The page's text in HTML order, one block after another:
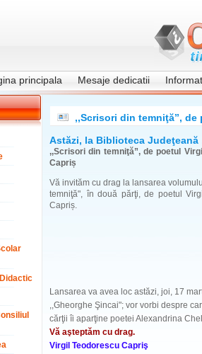
principala Mesaje dedicatii
,,Scrisori din temniţă”,
Astăzi, la Biblioteca Judeţeană
,,Scrisori din temniţă”, de poetul
Capriș
Vă invităm cu drag la lansarea
temniţă", în două părţi, de poetul
Capriș.
Lansarea va avea loc astăzi, joi, 17
,,Gheorghe Şincai"; vor vorbi despre
cărţii îi aparţine poetei Alexandrina
Vă aşteptăm cu drag.
Virgil Teodorescu Capriş